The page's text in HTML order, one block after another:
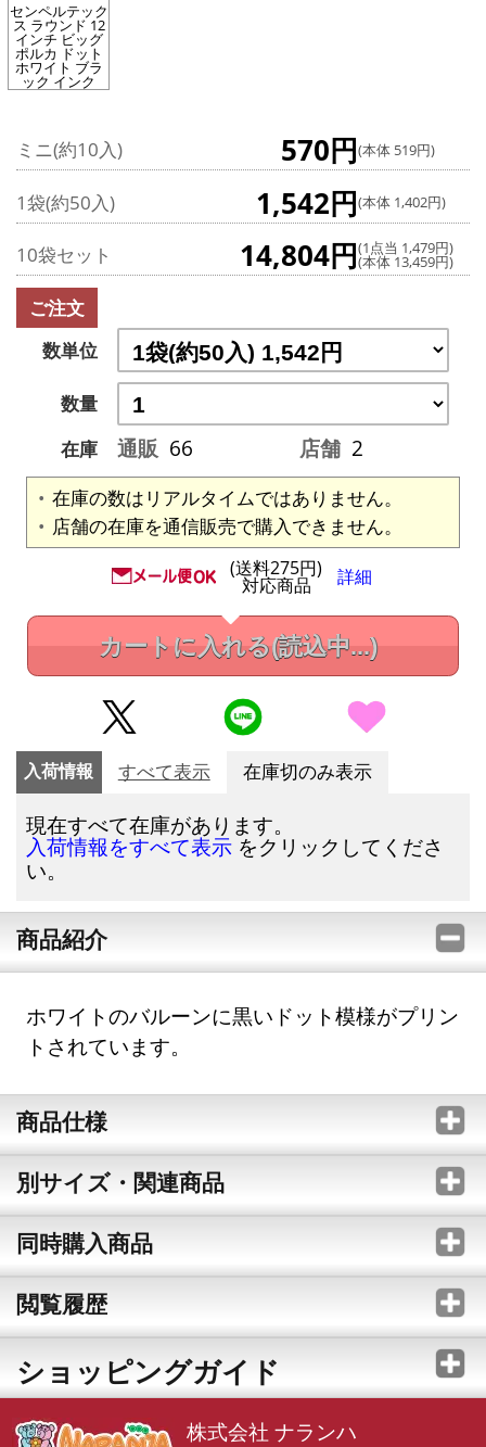
センペルテック
ス ラウンド 12
インチ ビッグ
ポルカ ドット
ホワイト ブラ
ック インク
ミニ(約10入) 570円(本体 519円)
1袋(約50入) 1,542円(本体 1,402円)
10袋セット 14,804円(1点当 1,479円)
(本体 13,459円)
ご注文
数単位
数量
在庫
通販 66 店舗 2
在庫の数はリアルタイムではありません。
店舗の在庫を通信販売で購入できません。
(送料275円)
対応商品 詳細
カートに入れる(読込中...)
入荷情報 すべて表示 在庫切のみ表示
現在すべて在庫があります。
入荷情報をすべて表示 をクリックしてくださ
い。
商品紹介
ホワイトのバルーンに黒いドット模様がプリン
トされています。
商品仕様
別サイズ・関連商品
同時購入商品
閲覧履歴
ショッピングガイド
株式会社 ナランハ